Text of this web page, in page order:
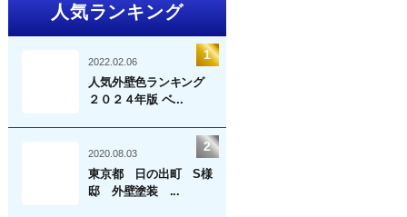
人気ランキング
2022.02.06
人気外壁色ランキング
２０２４年版 ベ...
2020.08.03
東京都 日の出町 S様
邸 外壁塗装 ...